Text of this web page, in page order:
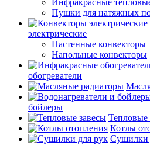
Инфракрасные
Пушки для натяжных
электрические
Настенные конвекторы
Напольные конвекторы
обогреватели
бойлеры
Тепловые
Котлы
Сушилки